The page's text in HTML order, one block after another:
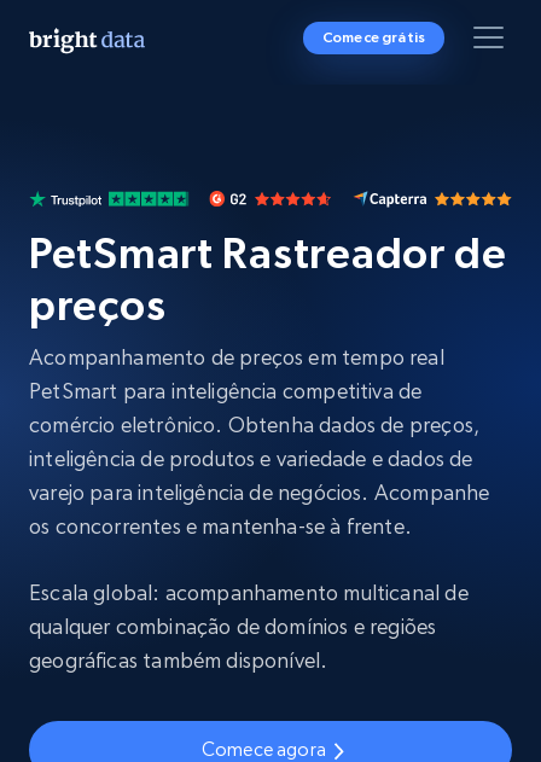
Comece grátis
PetSmart Rastreador de
preços
Acompanhamento de preços em tempo real
PetSmart para inteligência competitiva de
comércio eletrônico. Obtenha dados de preços,
inteligência de produtos e variedade e dados de
varejo para inteligência de negócios. Acompanhe
os concorrentes e mantenha-se à frente.
Escala global: acompanhamento multicanal de
qualquer combinação de domínios e regiões
geográficas também disponível.
Comece agora